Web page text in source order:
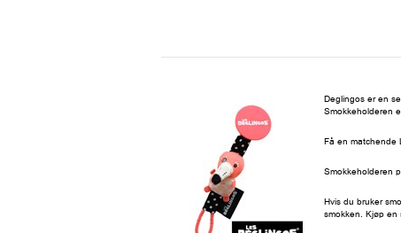
Deglingos er en
Smokkeholderen
Få en matchende
Smokkeholderen
Hvis du bruker
smokken. Kjøp en